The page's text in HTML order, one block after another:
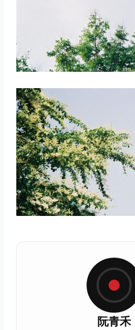
阮青禾